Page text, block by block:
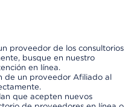
proveedor de los consultorios
busque en nuestro
en línea.
de un proveedor Afiliado al
que acepten nuevos